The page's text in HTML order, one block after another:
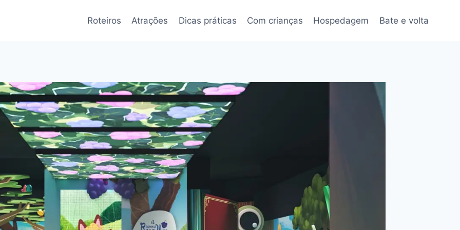
Roteiros Atrações Dicas práticas Com crianças Hospedagem Bate e volta